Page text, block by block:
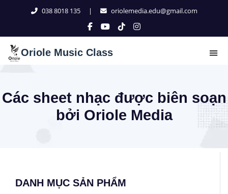
038 8018 135 | oriolemedia.edu@gmail.com
Oriole Music Class
Các sheet nhạc được biên soạn
bởi Oriole Media
DANH MỤC SẢN PHẨM